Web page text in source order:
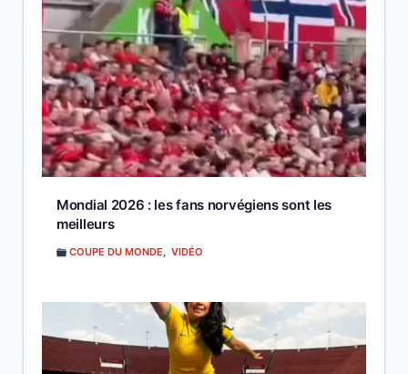
Mondial 2026 : les fans norvégiens sont les
meilleurs
COUPE DU MONDE, VIDÉO